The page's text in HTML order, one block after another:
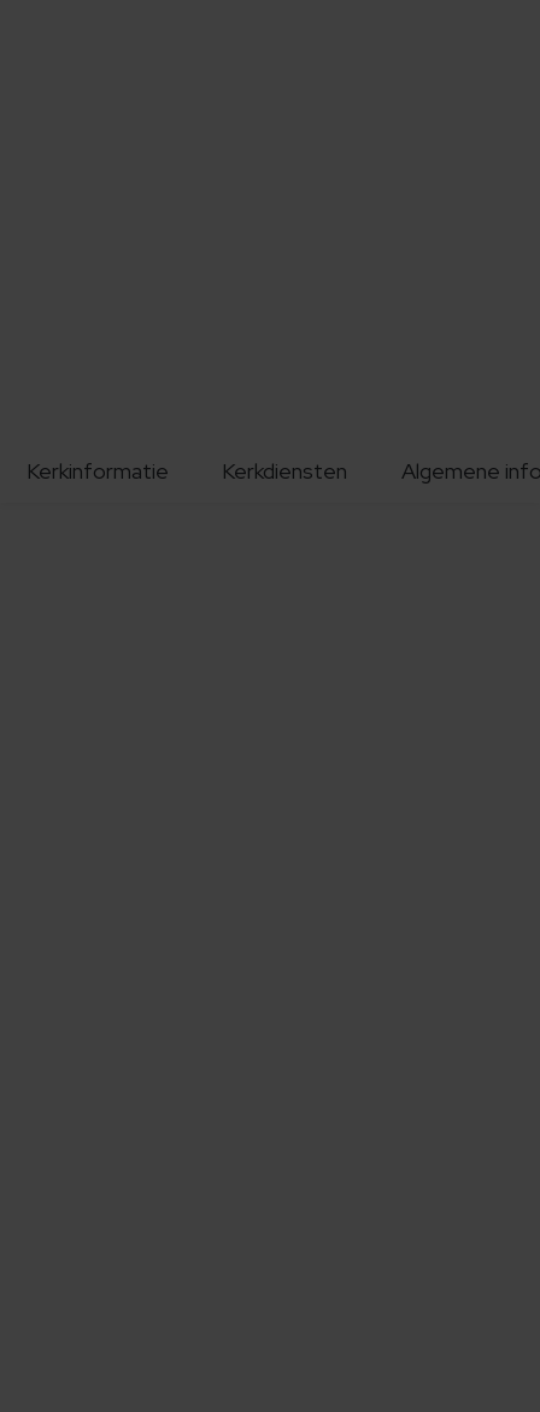
Kerkinformatie Kerkdiensten Algemene